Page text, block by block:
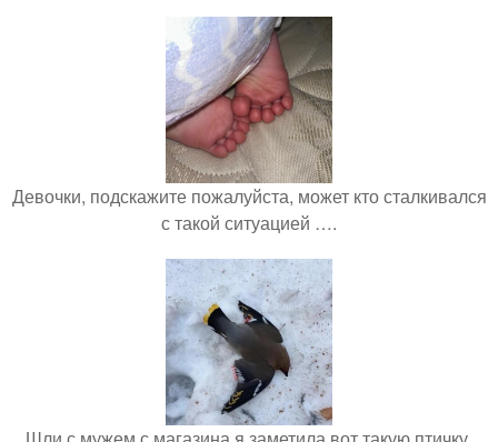
Девочки, подскажите пожалуйста, может кто сталкивался
с такой ситуацией ….